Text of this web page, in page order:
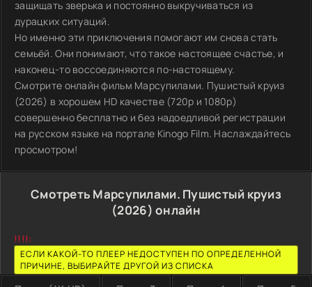
защищать зверька и постоянно выкручиваться из
дурацких ситуаций.
Но именно эти приключения помогают им снова стать
семьёй. Они понимают, что такое настоящее счастье, и
наконец-то воссоединяются по-настоящему.
Смотрите онлайн фильм Марсупилами. Пушистый круиз
(2026) в хорошем HD качестве (720p и 1080p)
совершенно бесплатно и без надоедливой регистрации
на русском языке на портале Kinogo Film. Наслаждайтесь
просмотром!
Смотреть Марсупилами. Пушистый круиз
(2026) онлайн
!!!!:
ЕСЛИ КАКОЙ-ТО ПЛЕЕР НЕДОСТУПЕН ПО ОПРЕДЕЛЕННОЙ
ПРИЧИНЕ, ВЫБИРАЙТЕ ДРУГОЙ ИЗ СПИСКА